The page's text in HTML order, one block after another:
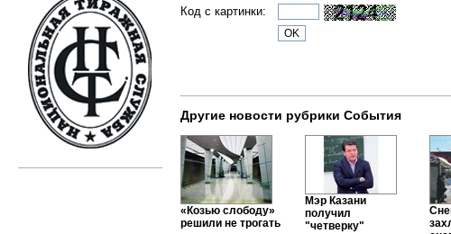
Код с картинки:
Другие новости рубрики События
«Козью слободу»
решили не трогать
Мэр Казани
получил
"четверку"